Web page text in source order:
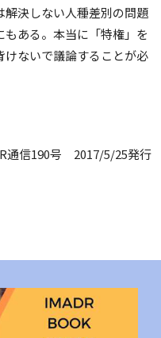
決しない人種差別の問題
ある。本当に「特権」を
ないで議論することが必
通信190号 2017/5/25発行